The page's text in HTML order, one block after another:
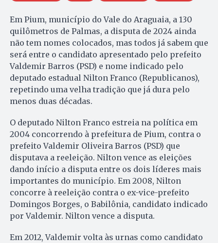
Em Pium, município do Vale do Araguaia, a 130
quilômetros de Palmas, a disputa de 2024 ainda
não tem nomes colocados, mas todos já sabem que
será entre o candidato apresentado pelo prefeito
Valdemir Barros (PSD) e nome indicado pelo
deputado estadual Nilton Franco (Republicanos),
repetindo uma velha tradição que já dura pelo
menos duas décadas.
O deputado Nilton Franco estreia na política em
2004 concorrendo à prefeitura de Pium, contra o
prefeito Valdemir Oliveira Barros (PSD) que
disputava a reeleição. Nilton vence as eleições
dando início a disputa entre os dois líderes mais
importantes do município. Em 2008, Nilton
concorre à reeleição contra o ex-vice-prefeito
Domingos Borges, o Babilônia, candidato indicado
por Valdemir. Nilton vence a disputa.
Em 2012, Valdemir volta às urnas como candidato